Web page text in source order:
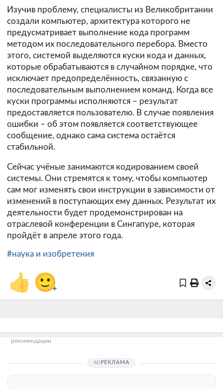
Изучив проблему, специалисты из Великобритании
создали компьютер, архитектура которого не
предусматривает выполнение кода программ
методом их последовательного перебора. Вместо
этого, системой выделяются куски кода и данных,
которые обрабатываются в случайном порядке, что
исключает предопределённость, связанную с
последовательным выполнением команд. Когда все
куски программы исполняются – результат
предоставляется пользователю. В случае появления
ошибки – об этом появляется соответствующее
сообщение, однако сама система остаётся
стабильной.
Сейчас учёные занимаются кодированием своей
системы. Они стремятся к тому, чтобы компьютер
сам мог изменять свои инструкции в зависимости от
изменений в поступающих ему данных. Результат их
деятельности будет продемонстрирован на
отраслевой конференции в Сингапуре, которая
пройдёт в апреле этого года.
#наука и изобретения
👍 🙂+
рекомендации
РЕКЛАМА